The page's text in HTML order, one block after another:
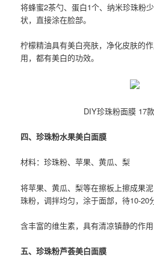
将蜂蜜2茶勺、蛋白1个、纳米珍珠粉
状，直接涂在脸部。
柠檬精油具有美白亮肤，净化皮肤的
用，都有美白的功效。
DIY珍珠粉面膜 17
四、珍珠粉水果美白面膜
材料：珍珠粉、苹果、黄瓜、梨
将苹果、黄瓜、梨等在擦板上擦成果
珠粉，调拌均匀，涂于面部，待10-20
含丰富的维生素，具有清凉镇静的作用
五、珍珠粉芦荟美白面膜